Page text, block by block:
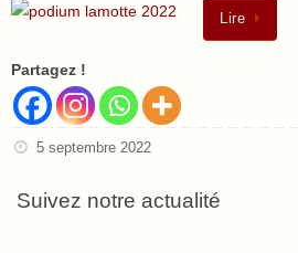
Lire
Partagez !
5 septembre 2022
Suivez notre actualité